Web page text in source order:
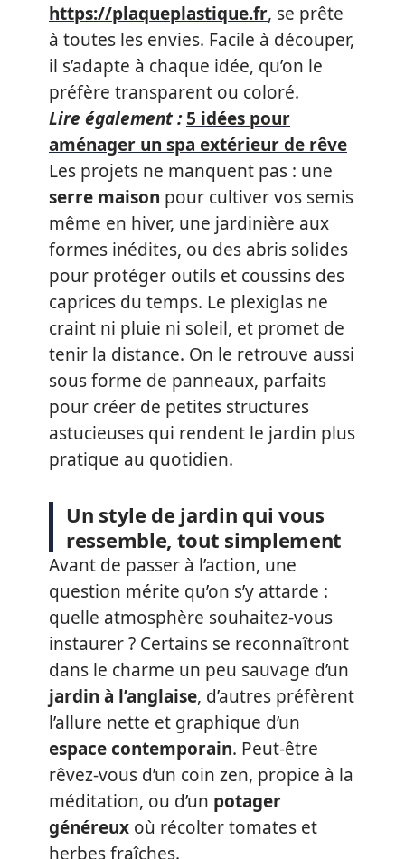
https://plaqueplastique.fr, se prête
à toutes les envies. Facile à découper,
il s’adapte à chaque idée, qu’on le
préfère transparent ou coloré.
Lire également : 5 idées pour
aménager un spa extérieur de rêve
Les projets ne manquent pas : une
serre maison pour cultiver vos semis
même en hiver, une jardinière aux
formes inédites, ou des abris solides
pour protéger outils et coussins des
caprices du temps. Le plexiglas ne
craint ni pluie ni soleil, et promet de
tenir la distance. On le retrouve aussi
sous forme de panneaux, parfaits
pour créer de petites structures
astucieuses qui rendent le jardin plus
pratique au quotidien.
Un style de jardin qui vous
ressemble, tout simplement
Avant de passer à l’action, une
question mérite qu’on s’y attarde :
quelle atmosphère souhaitez-vous
instaurer ? Certains se reconnaîtront
dans le charme un peu sauvage d’un
jardin à l’anglaise, d’autres préfèrent
l’allure nette et graphique d’un
espace contemporain. Peut-être
rêvez-vous d’un coin zen, propice à la
méditation, ou d’un potager
généreux où récolter tomates et
herbes fraîches.